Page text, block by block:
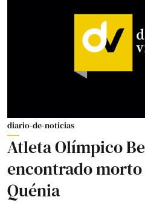
diario-de-noticias
Atleta Olímpico
encontrado
Quénia